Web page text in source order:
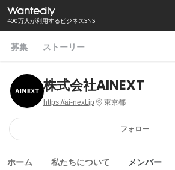
400万人が利用するビジネスSNS
募集 ストーリー
株式会社AINEXT
https://ai-next.jp 東京都
フォロー
ホーム 私たちについて メンバー